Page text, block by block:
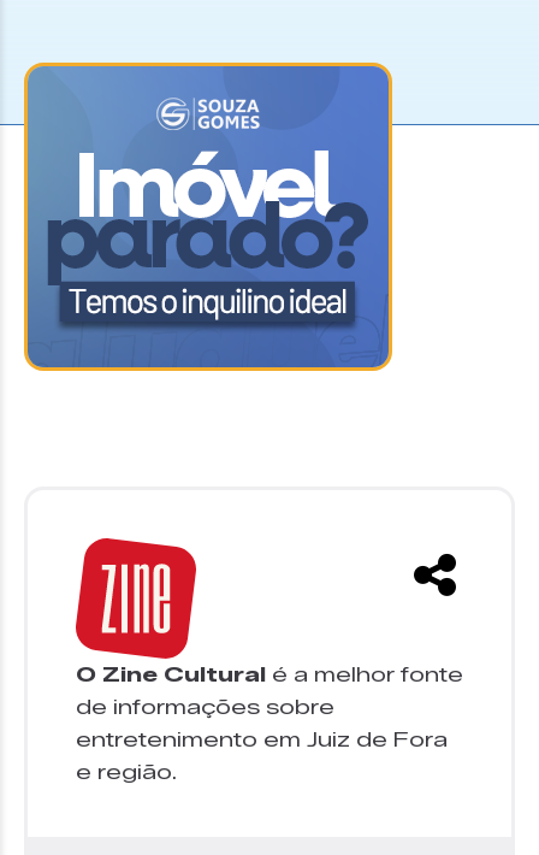
O Zine Cultural é a melhor fonte
de informações sobre
entretenimento em Juiz de Fora
e região.